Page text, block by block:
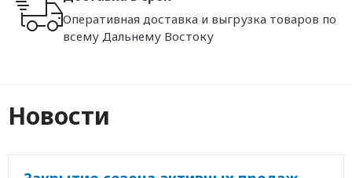
Оперативная доставка и выгрузка товаров по
всему Дальнему Востоку
Новости